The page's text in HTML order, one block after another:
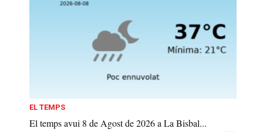
EL TEMPS
El temps avui 8 de Agost de 2026 a La Bisbal...